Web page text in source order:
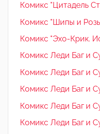
Комикс "Цитадель
Комикс "Шипы и
Комикс "Эхо-Крик.
Комикс Леди Баг и
Комикс Леди Баг и
Комикс Леди Баг и
Комикс Леди Баг и
Комикс Леди Баг и